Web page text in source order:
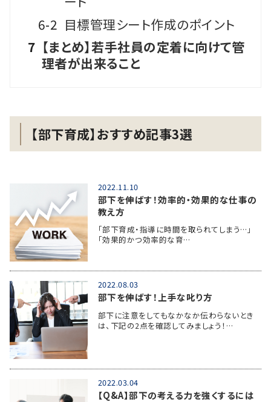
6-2 目標管理シート作成のポイント
7 【まとめ】若手社員の定着に向けて管
理者が出来ること
【部下育成】おすすめ記事3選
2022.11.10
部下を伸ばす！効率的・効果的な仕事の
教え方
「部下育成・指導に時間を取られてしまう…」
「効果的かつ効率的な育…
2022.08.03
部下を伸ばす！上手な叱り方
部下に注意をしてもなかなか伝わらないとき
は、下記の2点を確認してみましょう！…
2022.03.04
【Q&A】部下の考える力を強くするには